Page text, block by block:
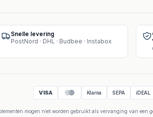
Snelle levering
PostNord · DHL · Budbee · Instabox
VISA Klarna SEPA iDEAL
mogen niet worden gebruikt als vervanging van een